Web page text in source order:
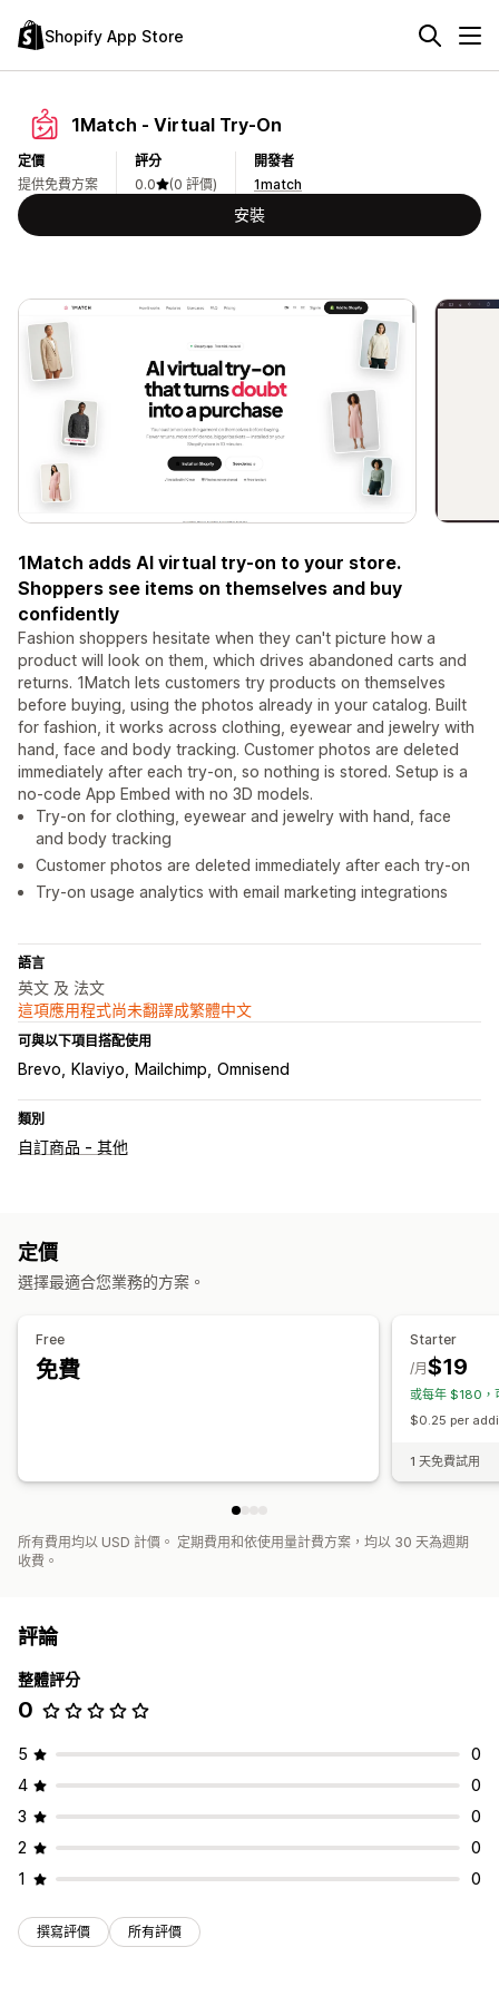
Shopify App Store
1Match ‑ Virtual Try‑On
定價
提供免費方案
評分
0.0
(0 評價)
開發者
1match
安裝
1Match adds AI virtual try-on to your store.
Shoppers see items on themselves and buy
confidently
Fashion shoppers hesitate when they can't picture how a
product will look on them, which drives abandoned carts and
returns. 1Match lets customers try products on themselves
before buying, using the photos already in your catalog. Built
for fashion, it works across clothing, eyewear and jewelry with
hand, face and body tracking. Customer photos are deleted
immediately after each try-on, so nothing is stored. Setup is a
no-code App Embed with no 3D models.
Try-on for clothing, eyewear and jewelry with hand, face
and body tracking
Customer photos are deleted immediately after each try-on
Try-on usage analytics with email marketing integrations
語言
英文 及 法文
這項應用程式尚未翻譯成繁體中文
可與以下項目搭配使用
Brevo Klaviyo Mailchimp Omnisend
類別
自訂商品 - 其他
定價
選擇最適合您業務的方案。
Free
免費
Starter
$19
/月
或每年 $180，
$0.25 per
1 天免費試用
所有費用均以 USD 計價。 定期費用和依使用量計費方案，均以 30 天為週期
收費。
評論
整體評分
0
5
0
4
0
3
0
2
0
1
0
撰寫評價 所有評價